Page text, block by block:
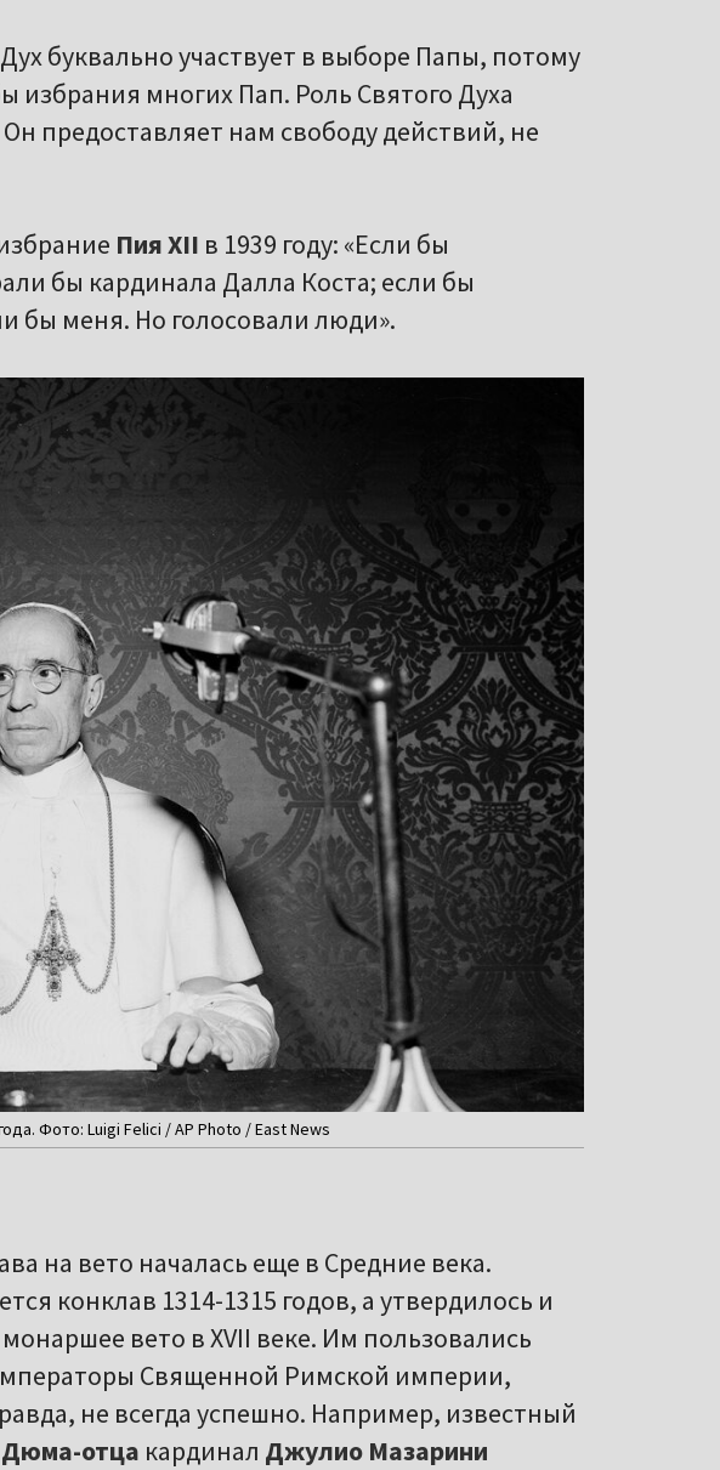
буквально участвует в выборе Папы, потому
избрания многих Пап. Роль Святого Духа
предоставляет нам свободу действий, не
Пия XII в 1939 году: «Если бы
бы кардинала Далла Коста; если бы
бы меня. Но голосовали люди».
Фото: Luigi Felici / AP Photo / East News
на вето началась еще в Средние века.
конклав 1314-1315 годов, а утвердилось и
вето в XVII веке. Им пользовались
Священной Римской империи,
не всегда успешно. Например, известный
отца кардинал Джулио Мазарини